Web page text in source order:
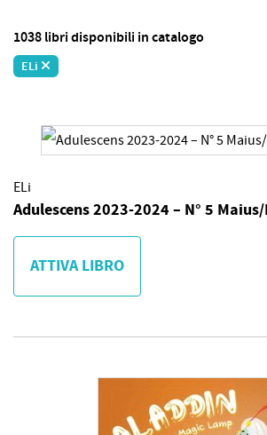
1038 libri disponibili in catalogo
ELi
ELi
Adulescens 2023-2024 – N° 5
ATTIVA LIBRO